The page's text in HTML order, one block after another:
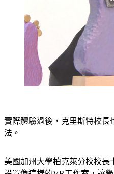
實際體驗過後，克里斯特校長
法。
美國加州大學柏克萊分校校長